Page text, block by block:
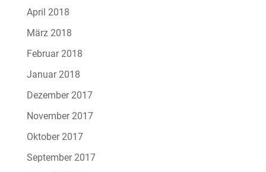
April 2018
März 2018
Februar 2018
Januar 2018
Dezember 2017
November 2017
Oktober 2017
September 2017